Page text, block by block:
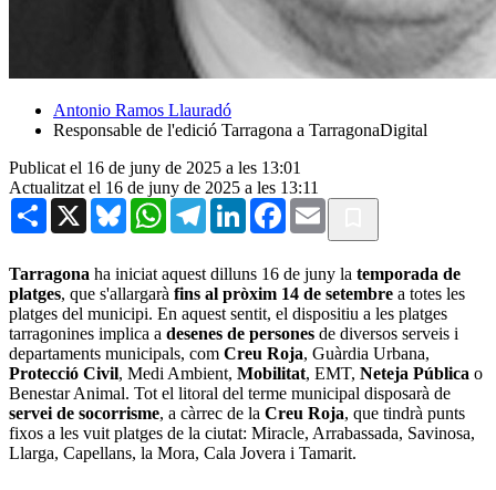
Antonio Ramos Llauradó
Responsable de l'edició Tarragona a TarragonaDigital
Publicat el 16 de juny de 2025 a les 13:01
Actualitzat el 16 de juny de 2025 a les 13:11
Share X BlueskyWhatsAppTelegramLinkedInFacebook
Email
Tarragona ha iniciat aquest dilluns 16 de juny la temporada de
platges, que s'allargarà fins al pròxim 14 de setembre a totes les
platges del municipi. En aquest sentit, el dispositiu a les platges
tarragonines implica a desenes de persones de diversos serveis i
departaments municipals, com Creu Roja, Guàrdia Urbana,
Protecció Civil, Medi Ambient, Mobilitat, EMT, Neteja Pública o
Benestar Animal. Tot el litoral del terme municipal disposarà de
servei de socorrisme, a càrrec de la Creu Roja, que tindrà punts
fixos a les vuit platges de la ciutat: Miracle, Arrabassada, Savinosa,
Llarga, Capellans, la Mora, Cala Jovera i Tamarit.